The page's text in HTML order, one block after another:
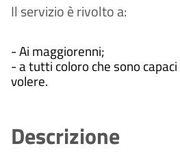
Il servizio è rivolto a:
- Ai maggiorenni;
- a tutti coloro che sono
volere.
Descrizione